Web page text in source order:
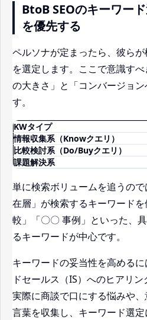
BtoB SEOのキーワー
を優先する
ペルソナが定まったら、彼ら
を選定します。ここで意識す
の大きさ」と「コンバージョ
す。
KWタイプ
情報収集系（Knowクエリ）
比較検討系（Do/Buyクエリ）
課題解決系
単に検索ボリュームを追うの
在層」が検索するキーワード
較」「〇〇 事例」といった、
るキーワードが中心です。
キーワードの妥当性を高める
ドセールス（IS）へのヒアリ
実際に商談で口にする悩みや
言葉を収集し、キーワード選定